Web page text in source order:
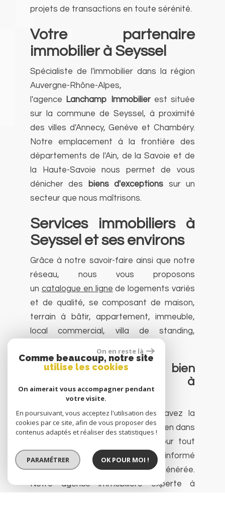
projets de transactions en toute sérénité.
Votre partenaire
immobilier à Seyssel
Spécialiste de l'immobilier dans la région
Auvergne-Rhône-Alpes,
l'agence
Lanchamp Immobilierest située
sur la commune de Seyssel, à proximité
des villes d'Annecy, Genève et Chambéry.
Notre emplacement à la frontière des
départements de l'Ain, de la Savoie et de
la Haute-Savoie nous permet de vous
dénicher des
biens d'exceptions sur un
secteur que nous maîtrisons.
Services immobiliers à
Seyssel et ses environs
Grâce à notre savoir-faire ainsi que notre
réseau, nous vous proposons
un catalogue en ligne de logements variés
et de qualité, se composant de maison,
terrain à bâtir, appartement, immeuble,
local commercial, villa de standing,
Faire estimer son bien
immobilier personnel à
Seyssel et environ
En tant que propriétaire, vous avez la
possibilité de faireestimervotre bien dans
ou pour tout
autre projet, vous serez alors informé
dela plus-value qui pourra être générée.
Notre agence immobilière experte à
On en reste là
Comme beaucoup, notre site
utilise les cookies
On aimerait vous accompagner pendant
votre visite.
En poursuivant, vous acceptez l'utilisation des
cookies par ce site, afin de vous proposer des
contenus adaptés et réaliser des statistiques !
PARAMÉTRER OK POUR MOI !